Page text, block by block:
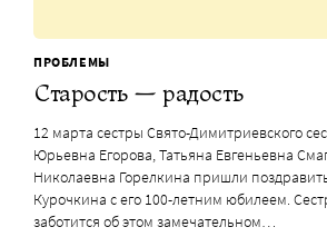
ПРОБЛЕМЫ
Старость — радость
12 марта сестры Свято-Димитриевского
Юрьевна Егорова, Татьяна Евгеньевна
Николаевна Горелкина пришли
Курочкина с его 100-летним юбилеем.
заботится об этом замечательном…